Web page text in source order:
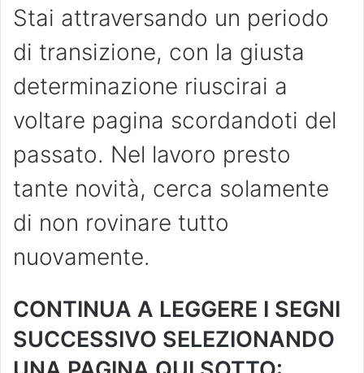
Stai attraversando un periodo
di transizione, con la giusta
determinazione riuscirai a
voltare pagina scordandoti del
passato. Nel lavoro presto
tante novità, cerca solamente
di non rovinare tutto
nuovamente.
CONTINUA A LEGGERE I SEGNI
SUCCESSIVO SELEZIONANDO